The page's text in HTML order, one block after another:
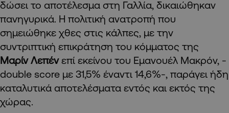
δώσει το αποτέλεσμα στη Γαλλία, δικαιώθηκαν
πανηγυρικά. Η πολιτική ανατροπή που
σημειώθηκε χθες στις κάλπες, με την
συντριπτική επικράτηση του κόμματος της
Μαρίν Λεπένεπί εκείνου του Εμανουέλ Μακρόν, -
double score με 31,5% έναντι 14,6%-, παράγει ήδη
καταλυτικά αποτελέσματα εντός και εκτός της
χώρας.